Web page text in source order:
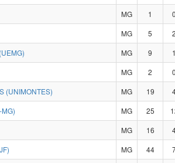
MG 1 0
MG 5 2
MG 9 1
MG 2 0
(UNIMONTES)
MG 19
MG 25
MG 16
MG 44